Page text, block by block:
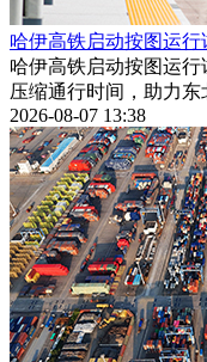
哈伊高铁启动按图运行
哈伊高铁启动按图运
压缩通行时间，助力东
2026-08-07 13:38